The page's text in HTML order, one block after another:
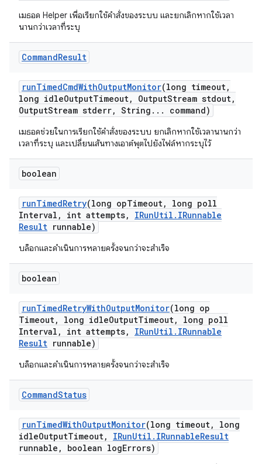
เมธอด Helper เพื่อเรียกใช้คำสั่งของระบบ และยกเลิกหากใช้เวลา
นานกว่าเวลาที่ระบุ
CommandResult
runTimedCmdWithOutputMonitor(long timeout,
long idleOutputTimeout, OutputStream stdout,
OutputStream stderr, String . . . command)
เมธอดช่วยในการเรียกใช้คำสั่งของระบบ ยกเลิกหากใช้เวลานานกว่า
เวลาที่ระบุ และเปลี่ยนเส้นทางเอาต์พุตไปยังไฟล์หากระบุไว้
boolean
runTimedRetry(long opTimeout,
long poll
Interval , int attempts, IRunUtil . IRunnable
Result runnable)
บล็อกและดำเนินการหลายครั้งจนกว่าจะสำเร็จ
boolean
runTimedRetryWithOutputMonitor(long op
Timeout, long idleOutputTimeout,
long poll
Interval , int attempts, IRunUtil . IRunnable
Result runnable)
บล็อกและดำเนินการหลายครั้งจนกว่าจะสำเร็จ
CommandStatus
runTimedWithOutputMonitor(long timeout,
long
idleOutputTimeout, IRunUtil . IRunnableResult
runnable , boolean logErrors)